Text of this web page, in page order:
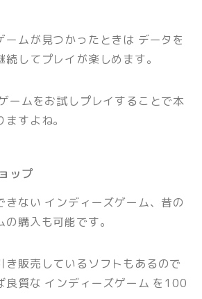
ームが見つかったときは データを
してプレイが楽しめます。
ームをお試しプレイすることで本
すよね。
ップ
きない インディーズゲーム、昔の
購入も可能です。
き販売しているソフトもあるので
良質な インディーズゲーム を100